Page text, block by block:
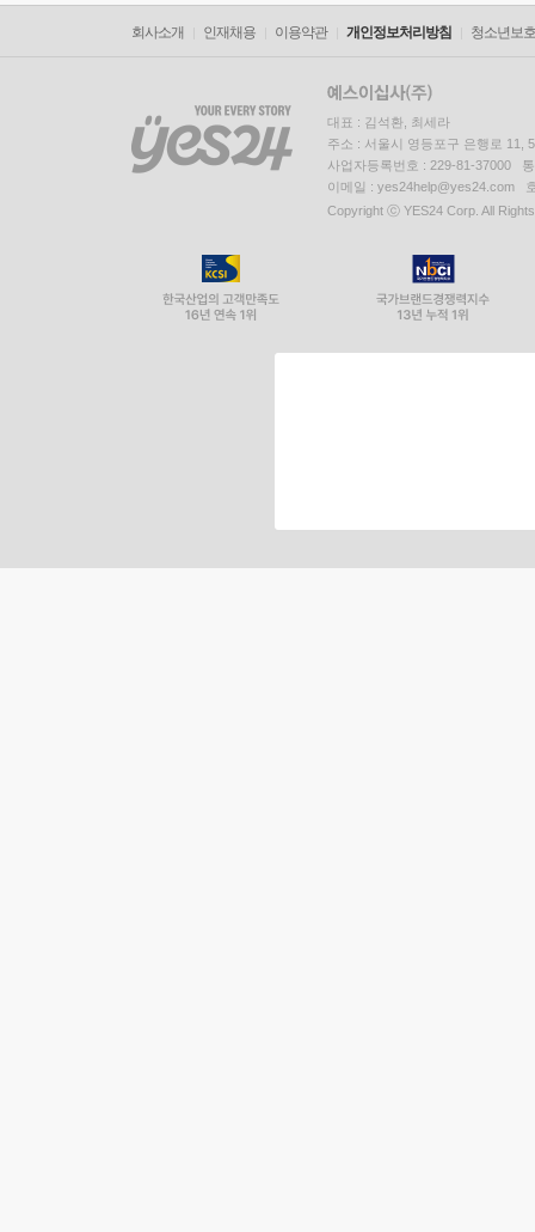
회사소개 인재채용 이용약관 개인정보처리방침 청소년보
대표 : 김석환, 최세라
주소 : 서울시 영등포구 은행로 11,
사업자등록번호 : 229-81-37000
이메일 : yes24help@yes24.com
Copyright ⓒ YES24 Corp. All